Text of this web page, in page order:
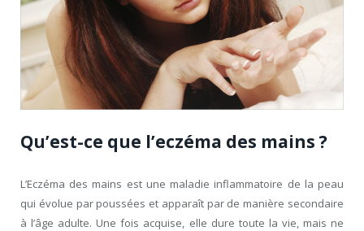
Qu’est-ce que l’eczéma des mains ?
L’Eczéma des mains est une maladie inflammatoire de la peau
qui évolue par poussées et apparaît par de manière secondaire
à l’âge adulte. Une fois acquise, elle dure toute la vie, mais ne